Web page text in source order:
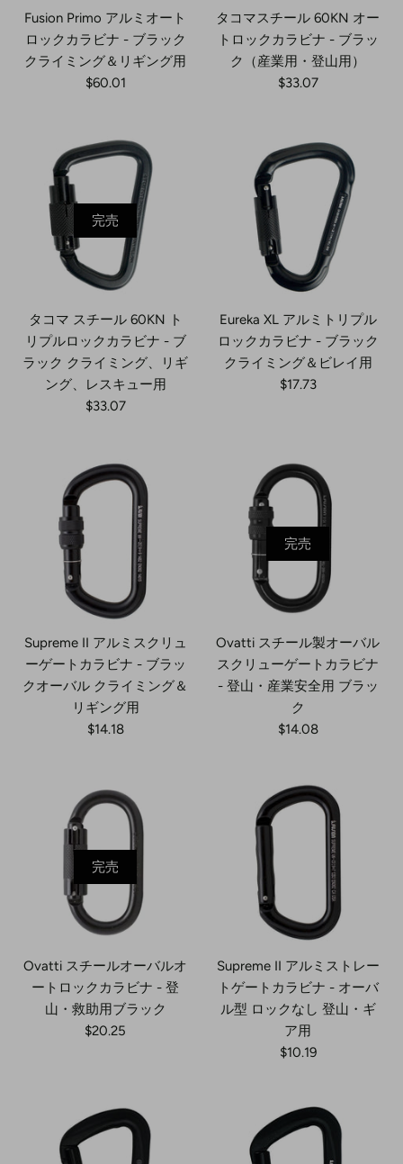
Fusion Primo アルミオート
ロックカラビナ - ブラック
クライミング＆リギング用
$60.01
タコマスチール 60KN オー
トロックカラビナ - ブラッ
ク（産業用・登山用）
$33.07
完売
タコマ スチール 60KN ト
リプルロックカラビナ - ブ
ラック クライミング、リギ
ング、レスキュー用
$33.07
Eureka XL アルミトリプル
ロックカラビナ - ブラック
クライミング＆ビレイ用
$17.73
Supreme II アルミスクリュ
ーゲートカラビナ - ブラッ
クオーバル クライミング＆
リギング用
$14.18
完売
Ovatti スチール製オーバル
スクリューゲートカラビナ
- 登山・産業安全用 ブラッ
ク
$14.08
完売
Ovatti スチールオーバルオ
ートロックカラビナ - 登
山・救助用ブラック
$20.25
Supreme II アルミストレー
トゲートカラビナ - オーバ
ル型 ロックなし 登山・ギ
ア用
$10.19